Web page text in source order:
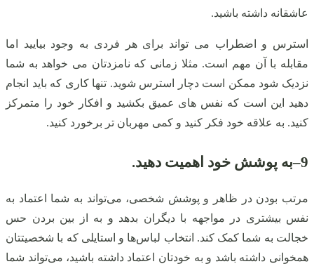
عاشقانه داشته باشید.
استرس و اضطراب می تواند برای هر فردی به وجود بیایید اما
مقابله با آن مهم است. مثلا زمانی که نامزدتان می خواهد به شما
نزدیک شود ممکن است دچار استرس شوید. تنها کاری که باید انجام
دهید این است که نفس های عمیق بکشید و افکار خود را متمرکز
کنید. به علاقه خود فکر کنید و کمی مهربان تر برخورد کنید.
9
–به پوشش خود اهمیت دهید.
مرتب بودن در ظاهر و پوشش شخصی، می‌تواند به شما اعتماد به
نفس بیشتری در مواجهه با دیگران بدهد و به از بین بردن حس
خجالت به شما کمک کند. انتخاب لباس‌ها و استایلی که با شخصیتتان
همخوانی داشته باشد و به خودتان اعتماد داشته باشید، می‌تواند شما